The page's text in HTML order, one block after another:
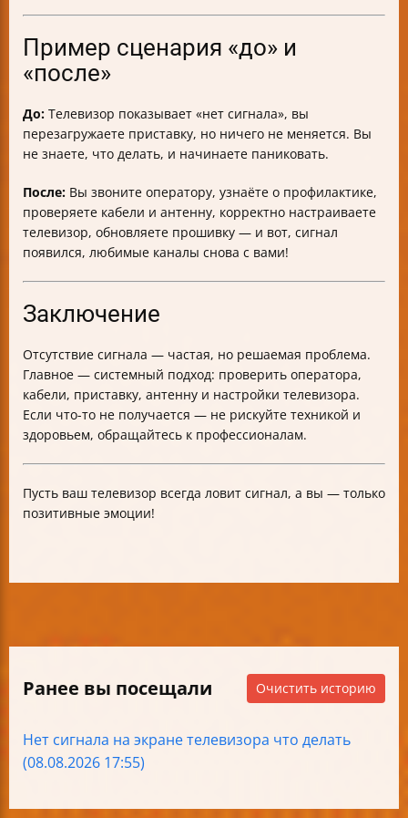
Пример сценария «до» и
«после»
До: Телевизор показывает «нет сигнала», вы
перезагружаете приставку, но ничего не меняется. Вы
не знаете, что делать, и начинаете паниковать.
После: Вы звоните оператору, узнаёте о профилактике,
проверяете кабели и антенну, корректно настраиваете
телевизор, обновляете прошивку — и вот, сигнал
появился, любимые каналы снова с вами!
Заключение
Отсутствие сигнала — частая, но решаемая проблема.
Главное — системный подход: проверить оператора,
кабели, приставку, антенну и настройки телевизора.
Если что-то не получается — не рискуйте техникой и
здоровьем, обращайтесь к профессионалам.
Пусть ваш телевизор всегда ловит сигнал, а вы — только
позитивные эмоции!
Ранее вы посещали Очистить историю
Нет сигнала на экране телевизора что делать
(08.08.2026 17:55)